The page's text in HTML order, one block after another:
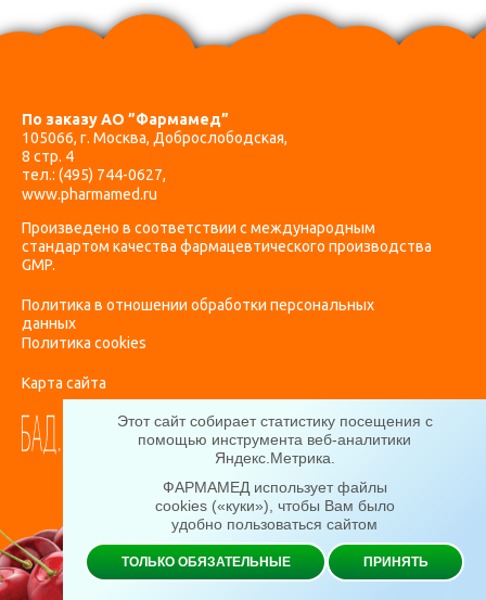
Этот сайт собирает статистику посещения с
помощью инструмента веб-аналитики
Яндекс.Метрика
ФАРМАМЕД использует файлы
cookies («куки»), чтобы Вам было
удобно пользоваться сайтом
ТОЛЬКО ОБЯЗАТЕЛЬНЫЕ ПРИНЯТЬ
По заказу АО ”Фармамед”
105066, г. Москва, Доброслободская,
8 стр. 4
тел.: (495) 744-0627,
www.pharmamed.ru
Произведено в соответствии с международным
стандартом качества фармацевтического производства
GMP.
Политика в отношении обработки персональных
данных
Политика cookies
Карта сайта